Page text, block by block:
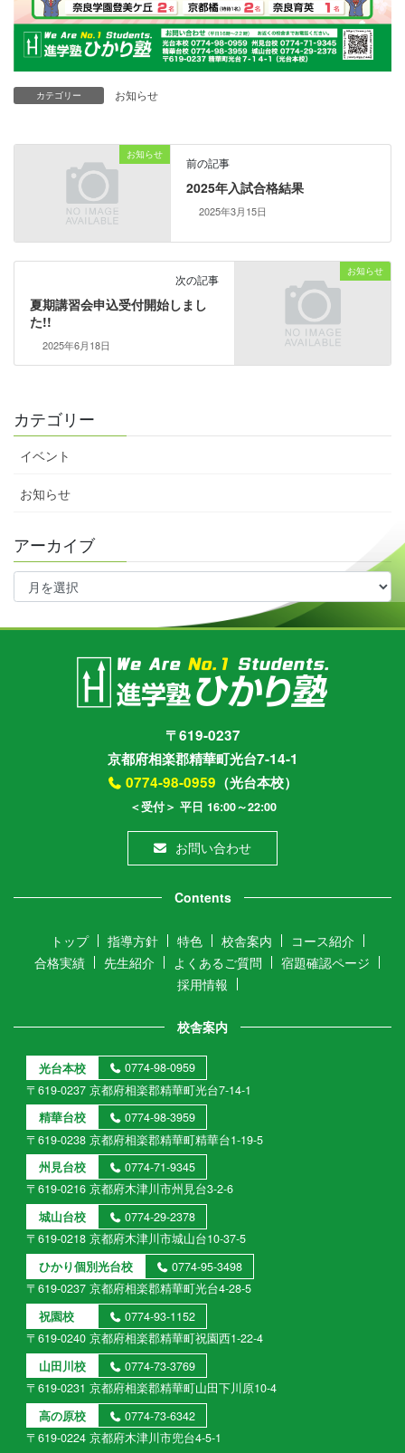
カテゴリー お知らせ
お知らせ
前の記事
2025年入試合格結果
2025年3月15日
お知らせ
次の記事
夏期講習会申込受付開始しまし
た!!
2025年6月18日
カテゴリー
イベント
お知らせ
アーカイブ
ア
イ
〒619-0237
京都府相楽郡精華町光台7-14-1
0774-98-0959 （光台本校）
＜受付＞ 平日 16:00～22:00
お問い合わせ
Contents
トップ 指導方針 特色 校舎案内
コース紹介
合格実績
先生紹介 よくあるご質問
宿題確認ページ
採用情報
校舎案内
光台本校
0774-98-0959
〒619-0237 京都府相楽郡精華町光台7-14-1
精華台校
0774-98-3959
〒619-0238 京都府相楽郡精華町精華台1-19-5
州見台校
0774-71-9345
〒619-0216 京都府木津川市州見台3-2-6
城山台校
0774-29-2378
〒619-0218 京都府木津川市城山台10-37-5
ひかり個別光台校
0774-95-3498
〒619-0237 京都府相楽郡精華町光台4-28-5
祝園校
0774-93-1152
〒619-0240 京都府相楽郡精華町祝園西1-22-4
山田川校
0774-73-3769
〒619-0231 京都府相楽郡精華町山田下川原10-4
高の原校
0774-73-6342
〒619-0224 京都府木津川市兜台4-5-1